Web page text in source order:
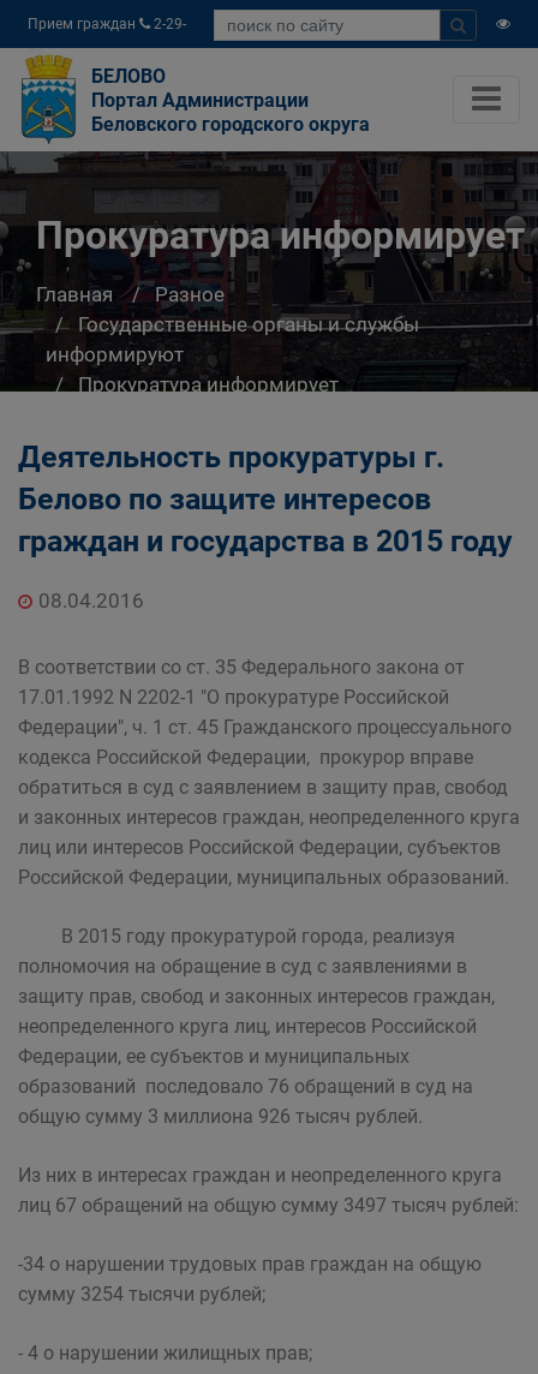
Прием граждан
2-29-
04
БЕЛОВО
Портал Администрации
Беловского городского округа
Прокуратура информирует
Главная
Разное
Государственные органы и службы
информируют
Прокуратура информирует
Деятельность прокуратуры г.
Белово по защите интересов
граждан и государства в 2015 году
08.04.2016
В соответствии со ст. 35 Федерального закона от
17.01.1992 N 2202-1 "О прокуратуре Российской
Федерации", ч. 1 ст. 45 Гражданского процессуального
кодекса Российской Федерации, прокурор вправе
обратиться в суд с заявлением в защиту прав, свобод
и законных интересов граждан, неопределенного круга
лиц или интересов Российской Федерации, субъектов
Российской Федерации, муниципальных образований.
В 2015 году прокуратурой города, реализуя
полномочия на обращение в суд с заявлениями в
защиту прав, свобод и законных интересов граждан,
неопределенного круга лиц, интересов Российской
Федерации, ее субъектов и муниципальных
образований последовало 76 обращений в суд на
общую сумму 3 миллиона 926 тысяч рублей.
Из них в интересах граждан и неопределенного круга
лиц 67 обращений на общую сумму 3497 тысяч рублей:
-34 о нарушении трудовых прав граждан на общую
сумму 3254 тысячи рублей;
- 4 о нарушении жилищных прав;